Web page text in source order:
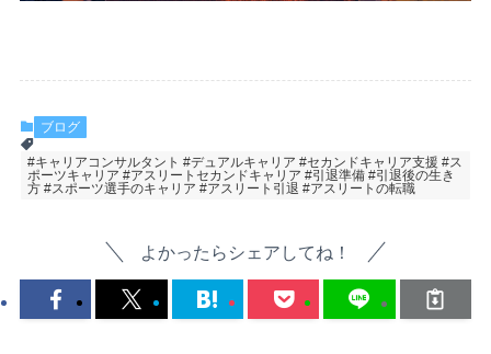
ブログ
#キャリアコンサルタント #デュアルキャリア #セカンドキャリア支援 #ス
ポーツキャリア #アスリートセカンドキャリア #引退準備 #引退後の生き
方 #スポーツ選手のキャリア #アスリート引退 #アスリートの転職
よかったらシェアしてね！